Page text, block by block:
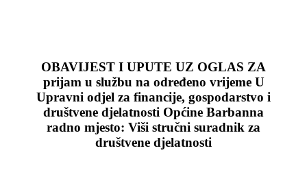
OBAVIJEST I UPUTE UZ OGLAS ZA
prijam u službu na određeno vrijeme U
Upravni odjel za financije, gospodarstvo i
društvene djelatnosti Općine Barbanna
radno mjesto: Viši stručni suradnik za
društvene djelatnosti